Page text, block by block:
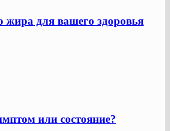
жира для вашего здоровья
или состояние?